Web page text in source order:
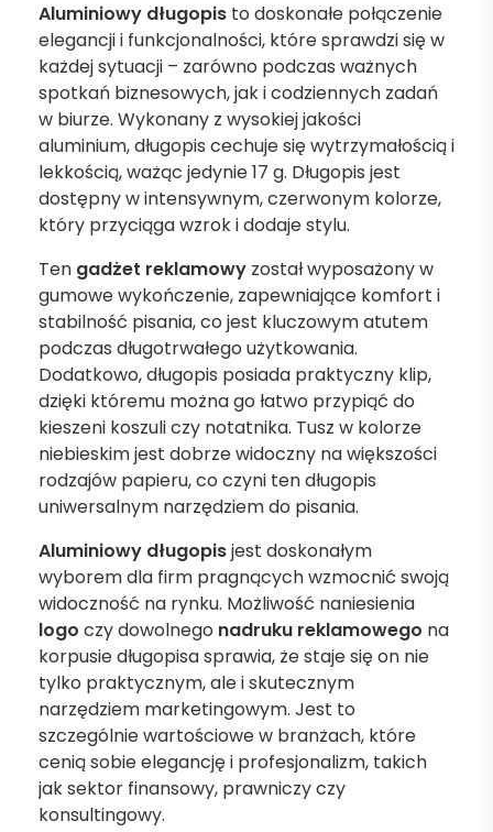
Aluminiowy długopis to doskonałe połączenie
elegancji i funkcjonalności, które sprawdzi się w
każdej sytuacji – zarówno podczas ważnych
spotkań biznesowych, jak i codziennych zadań
w biurze. Wykonany z wysokiej jakości
aluminium, długopis cechuje się wytrzymałością i
lekkością, ważąc jedynie 17 g. Długopis jest
dostępny w intensywnym, czerwonym kolorze,
który przyciąga wzrok i dodaje stylu.
Ten gadżet reklamowy został wyposażony w
gumowe wykończenie, zapewniające komfort i
stabilność pisania, co jest kluczowym atutem
podczas długotrwałego użytkowania.
Dodatkowo, długopis posiada praktyczny klip,
dzięki któremu można go łatwo przypiąć do
kieszeni koszuli czy notatnika. Tusz w kolorze
niebieskim jest dobrze widoczny na większości
rodzajów papieru, co czyni ten długopis
uniwersalnym narzędziem do pisania.
Aluminiowy długopisjest doskonałym
wyborem dla firm pragnących wzmocnić swoją
widoczność na rynku. Możliwość naniesienia
logo czy dowolnego nadruku reklamowego na
korpusie długopisa sprawia, że staje się on nie
tylko praktycznym, ale i skutecznym
narzędziem marketingowym. Jest to
szczególnie wartościowe w branżach, które
cenią sobie elegancję i profesjonalizm, takich
jak sektor finansowy, prawniczy czy
konsultingowy.